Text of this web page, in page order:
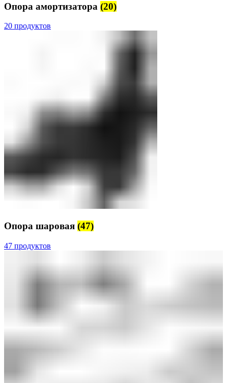
Опора амортизатора (20)
20 продуктов
Опора шаровая (47)
47 продуктов